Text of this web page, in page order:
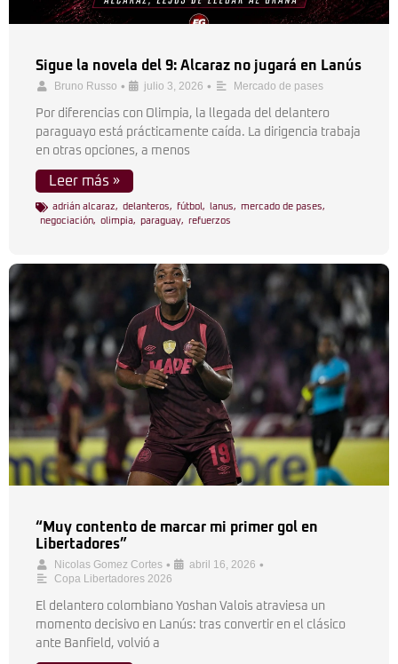
Sigue la novela del 9: Alcaraz no jugará en Lanús
Bruno Russo • julio 3, 2026 • Mercado de pases
Por diferencias con Olimpia, la llegada del delantero
paraguayo está prácticamente caída. La dirigencia trabaja
en otras opciones, a menos
Leer más »
adrián alcaraz, delanteros, fútbol , lanus, mercado de pases,
negociación, olimpia, paraguay, refuerzos
“Muy contento de marcar mi primer gol en
Libertadores”
Nicolas Gomez Cortes • abril 16, 2026 •
Copa Libertadores 2026
El delantero colombiano Yoshan Valois atraviesa un
momento decisivo en Lanús: tras convertir en el clásico
ante Banfield, volvió a